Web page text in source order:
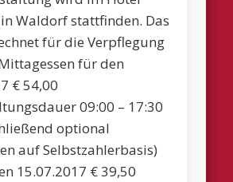
Waldorf stattfinden. Das
für die Verpflegung
für den
€ 54,00
09:00 – 17:30
optional
auf Selbstzahlerbasis)
15.07.2017 € 39,50